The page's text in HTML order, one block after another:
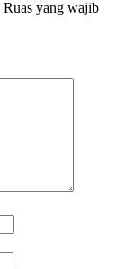
Ruas yang wajib